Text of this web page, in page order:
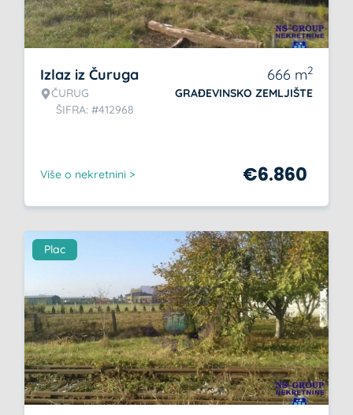
Izlaz iz Čuruga
ČURUG
ŠIFRA: #412968
666 m2
GRAĐEVINSKO ZEMLJIŠTE
Više o nekretnini > €6.860
Plac